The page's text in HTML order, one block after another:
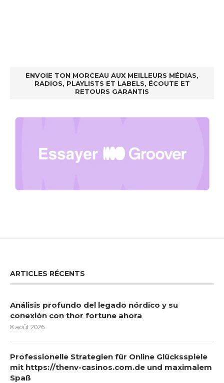
ENVOIE TON MORCEAU AUX MEILLEURS MÉDIAS,
RADIOS, PLAYLISTS ET LABELS, ÉCOUTE ET
RETOURS GARANTIS
ARTICLES RÉCENTS
Análisis profundo del legado nórdico y su
conexión con thor fortune ahora
8 août 2026
Professionelle Strategien für Online Glücksspiele
mit https://thenv-casinos.com.de und maximalem
Spaß